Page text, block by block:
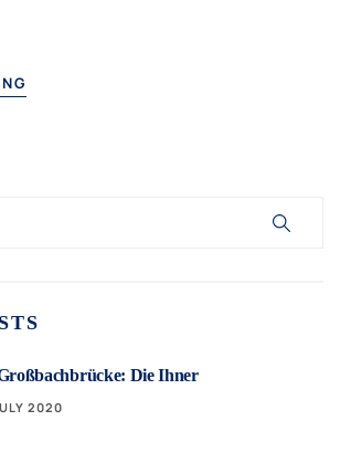
Die Ihner
2020